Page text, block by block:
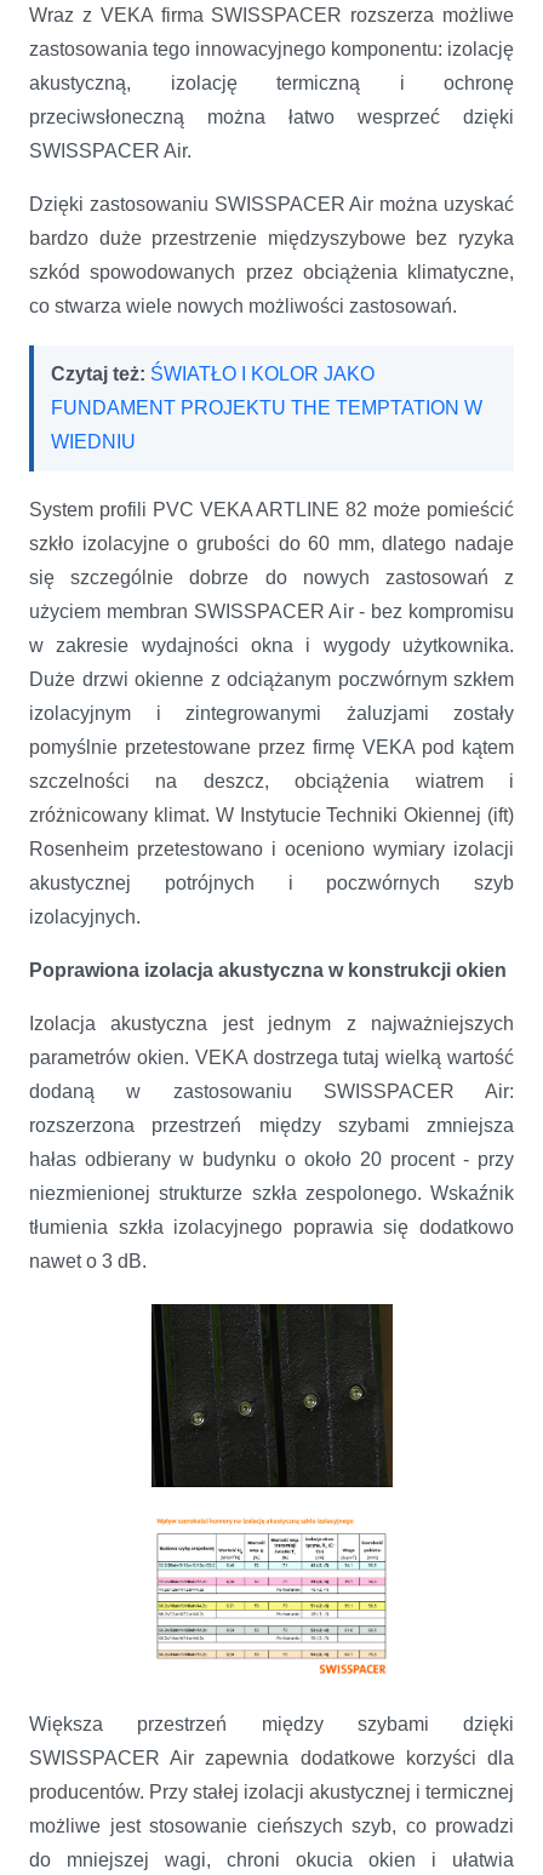
Wraz z VEKA firma SWISSPACER rozszerza możliwe
zastosowania tego innowacyjnego komponentu: izolację
akustyczną, izolację termiczną i ochronę
przeciwsłoneczną można łatwo wesprzeć dzięki
SWISSPACER Air.
Dzięki zastosowaniu SWISSPACER Air można uzyskać
bardzo duże przestrzenie międzyszybowe bez ryzyka
szkód spowodowanych przez obciążenia klimatyczne,
co stwarza wiele nowych możliwości zastosowań.
Czytaj też: ŚWIATŁO I KOLOR JAKO
FUNDAMENT PROJEKTU THE TEMPTATION W
WIEDNIU
System profili PVC VEKA ARTLINE 82 może pomieścić
szkło izolacyjne o grubości do 60 mm, dlatego nadaje
się szczególnie dobrze do nowych zastosowań z
użyciem membran SWISSPACER Air - bez kompromisu
w zakresie wydajności okna i wygody użytkownika.
Duże drzwi okienne z odciążanym poczwórnym szkłem
izolacyjnym i zintegrowanymi żaluzjami zostały
pomyślnie przetestowane przez firmę VEKA pod kątem
szczelności na deszcz, obciążenia wiatrem i
zróżnicowany klimat. W Instytucie Techniki Okiennej (ift)
Rosenheim przetestowano i oceniono wymiary izolacji
akustycznej potrójnych i poczwórnych szyb
izolacyjnych.
Poprawiona izolacja akustyczna w konstrukcji okien
Izolacja akustyczna jest jednym z najważniejszych
parametrów okien. VEKA dostrzega tutaj wielką wartość
dodaną w zastosowaniu SWISSPACER Air:
rozszerzona przestrzeń między szybami zmniejsza
hałas odbierany w budynku o około 20 procent - przy
niezmienionej strukturze szkła zespolonego. Wskaźnik
tłumienia szkła izolacyjnego poprawia się dodatkowo
nawet o 3 dB.
Większa przestrzeń między szybami dzięki
SWISSPACER Air zapewnia dodatkowe korzyści dla
producentów. Przy stałej izolacji akustycznej i termicznej
możliwe jest stosowanie cieńszych szyb, co prowadzi
do mniejszej wagi, chroni okucia okien i ułatwia